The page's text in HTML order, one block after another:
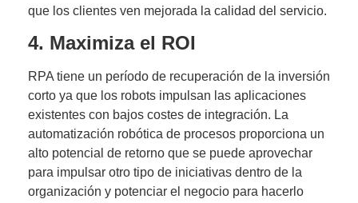
que los clientes ven mejorada la calidad del servicio.
4. Maximiza el ROI
RPA tiene un período de recuperación de la inversión
corto ya que los robots impulsan las aplicaciones
existentes con bajos costes de integración. La
automatización robótica de procesos proporciona un
alto potencial de retorno que se puede aprovechar
para impulsar otro tipo de iniciativas dentro de la
organización y potenciar el negocio para hacerlo